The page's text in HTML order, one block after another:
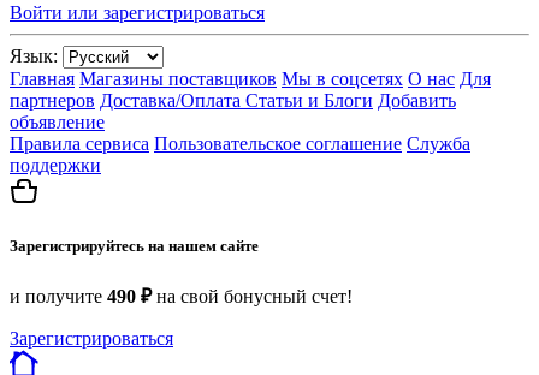
Войти или зарегистрироваться
Язык:
Главная Магазины поставщиков Мы в соцсетях О нас Для
партнеров Доставка/Оплата Статьи и Блоги Добавить
объявление
Правила сервиса Пользовательское соглашение Служба
поддержки
Зарегистрируйтесь на нашем сайте
и получите 490 ₽на свой бонусный счет!
Зарегистрироваться